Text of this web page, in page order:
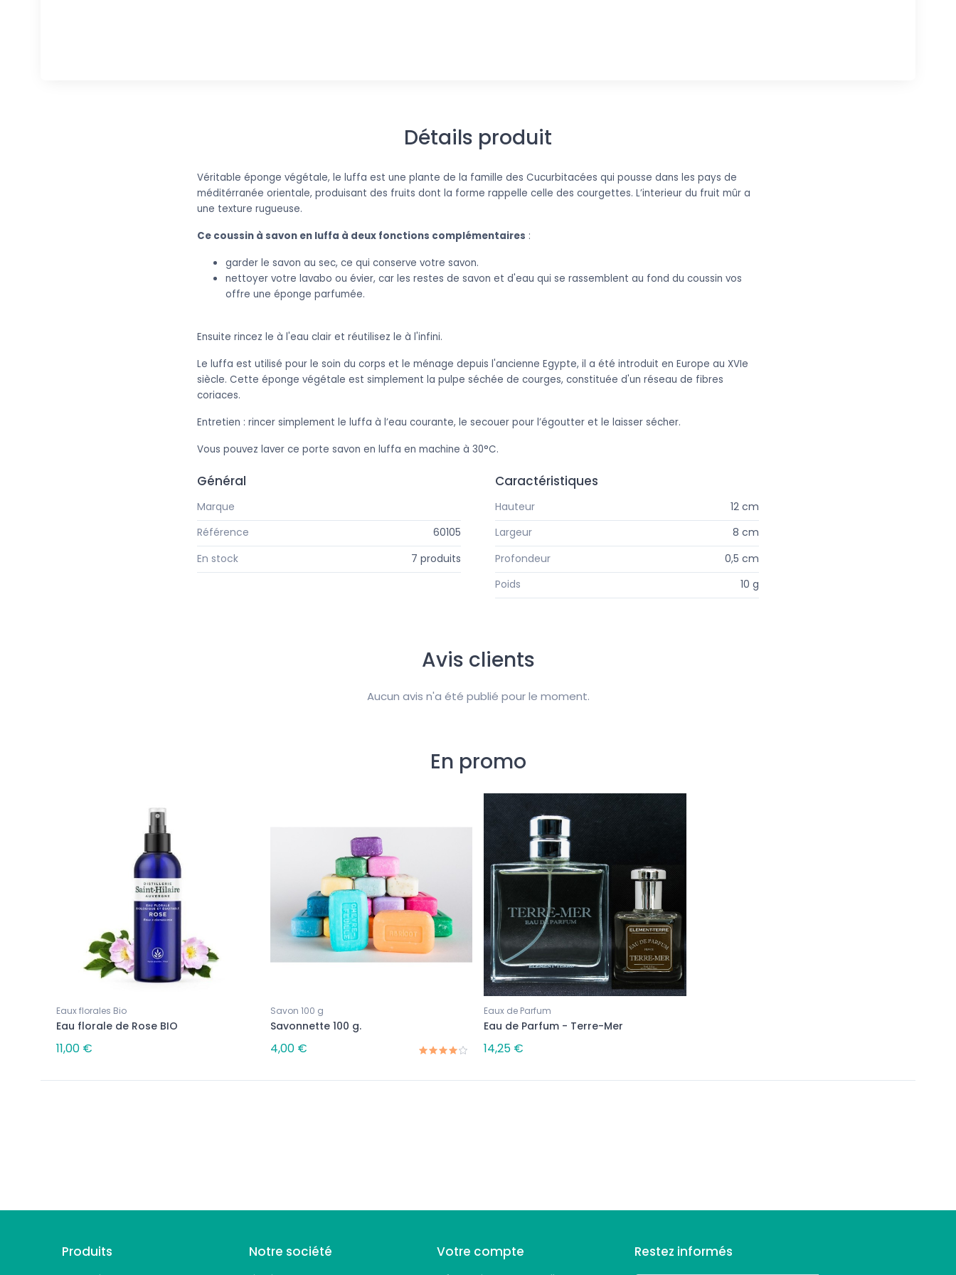
Détails produit
Véritable éponge végétale, le luffa est une plante de la famille des Cucurbitacées qui pousse dans les pays de
méditérranée orientale, produisant des fruits dont la forme rappelle celle des courgettes. L’interieur du fruit mûr a
une texture rugueuse.
Ce coussin à savon en luffa à deux fonctions complémentaires :
garder le savon au sec, ce qui conserve votre savon.
nettoyer votre lavabo ou évier, car les restes de savon et d'eau qui se rassemblent au fond du coussin vos
offre une éponge parfumée.
Ensuite rincez le à l'eau clair et réutilisez le à l'infini.
Le luffa est utilisé pour le soin du corps et le ménage depuis l'ancienne Egypte, il a été introduit en Europe au XVIe
siècle. Cette éponge végétale est simplement la pulpe séchée de courges, constituée d'un réseau de fibres
coriaces.
Entretien : rincer simplement le luffa à l’eau courante, le secouer pour l’égoutter et le laisser sécher.
Vous pouvez laver ce porte savon en luffa en machine à 30°C.
Général
Marque
Référence
60105
En stock
7 produits
Caractéristiques
Hauteur
12 cm
Largeur
8 cm
Profondeur
0,5 cm
Poids
10 g
Avis clients
Aucun avis n'a été publié pour le moment.
En promo
Eaux florales Bio
Eau florale de Rose BIO
11,00 €
Savon 100 g
Savonnette 100 g.
4,00 €
Eaux de Parfum
Eau de Parfum - Terre-Mer
14,25 €
Produits Notre société Votre compte Restez informés